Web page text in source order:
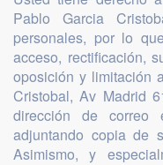
Pablo Garcia
personales, por lo
acceso, rectificación,
oposición y limitación
Cristobal, Av Madrid
dirección de correo
adjuntando copia de
Asimismo, y